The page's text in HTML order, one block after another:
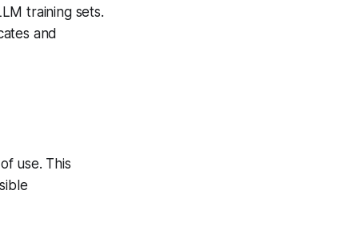
training sets.
and
use. This